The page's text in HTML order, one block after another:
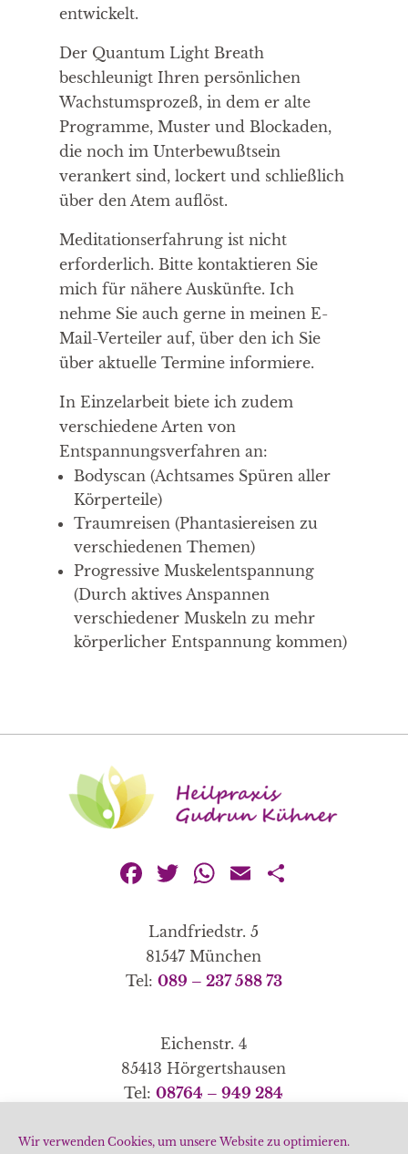
Wir verwenden Cookies, um unsere Website zu optimieren.
entwickelt.
Der Quantum Light Breath
beschleunigt Ihren persönlichen
Wachstumsprozeß, in dem er alte
Programme, Muster und Blockaden,
die noch im Unterbewußtsein
verankert sind, lockert und schließlich
über den Atem auflöst.
Meditationserfahrung ist nicht
erforderlich. Bitte kontaktieren Sie
mich für nähere Auskünfte. Ich
nehme Sie auch gerne in meinen E-
Mail-Verteiler auf, über den ich Sie
über aktuelle Termine informiere.
In Einzelarbeit biete ich zudem
verschiedene Arten von
Entspannungsverfahren an:
Bodyscan (Achtsames Spüren aller
Körperteile)
Traumreisen (Phantasiereisen zu
verschiedenen Themen)
Progressive Muskelentspannung
(Durch aktives Anspannen
verschiedener Muskeln zu mehr
körperlicher Entspannung kommen)
Facebook
Twitter
WhatsApp
Email
Landfriedstr. 5
81547 München
Tel: 089 – 237 588 73
Eichenstr. 4
85413 Hörgertshausen
Tel:08764 – 949 284